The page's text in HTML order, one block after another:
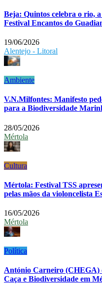
Beja: Quintos celebra o rio,
Festival Encantos do
19/06/2026
Alentejo - Litoral
Ambiente
V.N.Milfontes: Manifesto
para a Biodiversidade
28/05/2026
Mértola
Cultura
Mértola: Festival TSS
pelas mãos da violoncelista
16/05/2026
Mértola
Política
António Carneiro (CHEGA)
Caça e Biodiversidade em